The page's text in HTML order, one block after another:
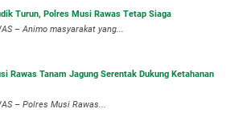
Turun, Polres Musi Rawas Tetap Siaga
– Animo masyarakat yang...
Rawas Tanam Jagung Serentak Dukung Ketahanan
– Polres Musi Rawas...